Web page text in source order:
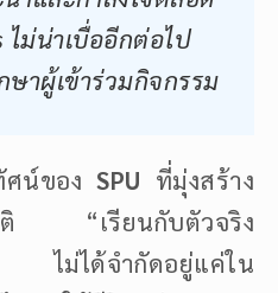
ำและกำลังใจตลอด
ไม่น่าเบื่ออีกต่อไป
าผู้เข้าร่วมกิจกรรม
น์ของ SPU ที่มุ่งสร้าง
ติ “เรียนกับตัวจริง
ม่ได้จำกัดอยู่แค่ใน